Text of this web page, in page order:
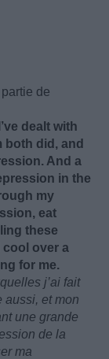
de
dealt with
both did, and
And a
in the
my
eat
these
over a
for me.
j’ai fait
aussi, et mon
une grande
de la
ma